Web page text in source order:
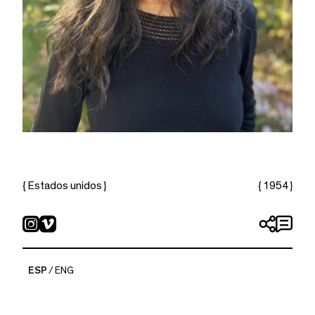
{ Estados unidos } { 1954 }
Karen Lamassonne
karenlamassonne.com
ESP ENG